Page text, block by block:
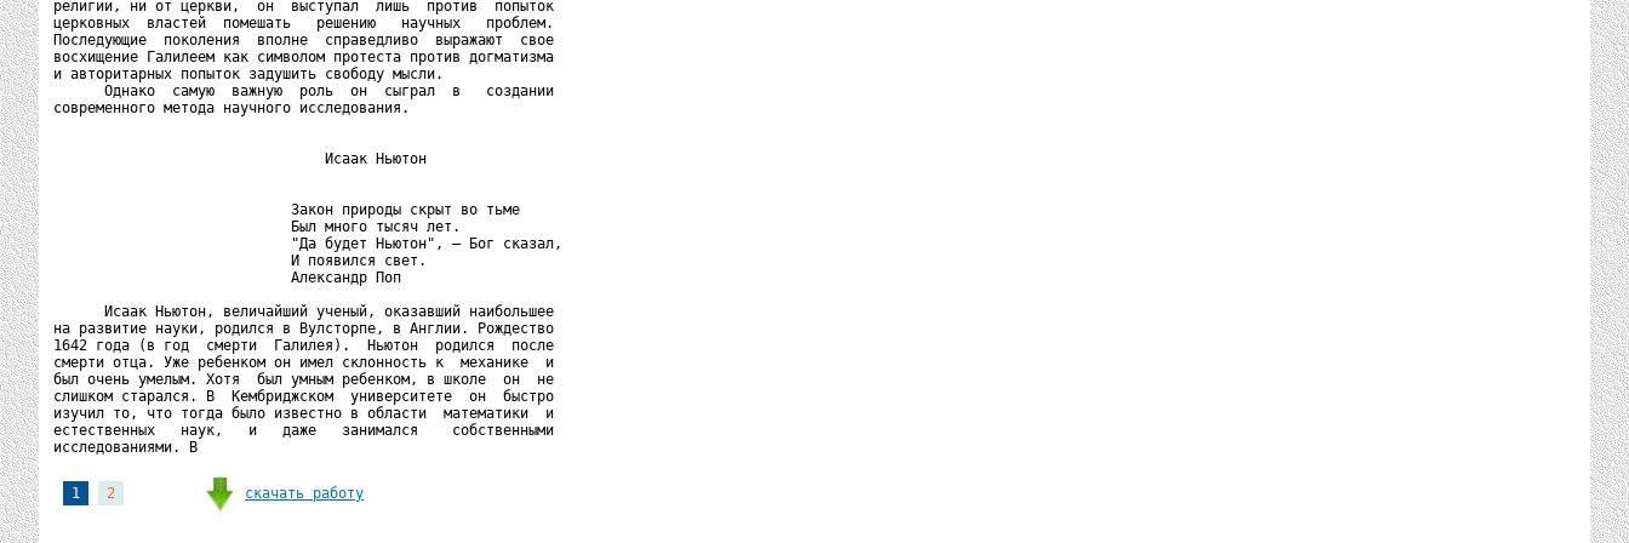
религии, ни от церкви,  он  выступал  лишь  против  попыток
церковных  властей  помешать   решению   научных   проблем.
Последующие  поколения  вполне  справедливо  выражают  свое
восхищение Галилеем как символом протеста против догматизма
и авторитарных попыток задушить свободу мысли.
      Однако  самую  важную  роль  он  сыграл  в   создании
современного метода научного исследования.
                                Исаак Ньютон
                            Закон природы скрыт во тьме
                            Был много тысяч лет.
                            "Да будет Ньютон", — Бог сказал,
                            И появился свет.
                            Александр Поп
      Исаак Ньютон, величайший ученый, оказавший наибольшее
на развитие науки, родился в Вулсторпе, в Англии. Рождество
1642 года (в год  смерти  Галилея).  Ньютон  родился  после
смерти отца. Уже ребенком он имел склонность к  механике  и
был очень умелым. Хотя  был умным ребенком, в школе  он  не
слишком старался. В  Кембриджском  университете  он  быстро
изучил то, что тогда было известно в области  математики  и
естественных   наук,   и   даже   занимался    собственными
исследованиями. В
1 2 скачать работу